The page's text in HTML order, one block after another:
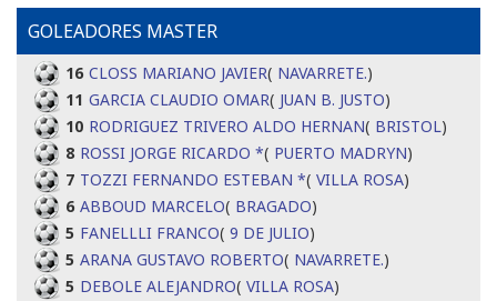
GOLEADORES MASTER
16 CLOSS MARIANO JAVIER( NAVARRETE.)
11 GARCIA CLAUDIO OMAR( JUAN B. JUSTO)
10 RODRIGUEZ TRIVERO ALDO HERNAN( BRISTOL)
8 ROSSI JORGE RICARDO *( PUERTO MADRYN)
7 TOZZI FERNANDO ESTEBAN *( VILLA ROSA)
6 ABBOUD MARCELO( BRAGADO)
5 FANELLLI FRANCO( 9 DE JULIO)
5 ARANA GUSTAVO ROBERTO( NAVARRETE.)
5 DEBOLE ALEJANDRO( VILLA ROSA)